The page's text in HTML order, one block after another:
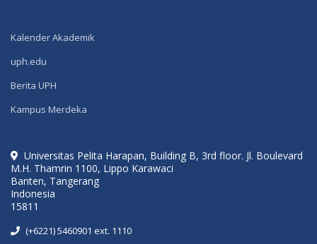
Kalender Akademik
uph.edu
Berita UPH
Kampus Merdeka
Universitas Pelita Harapan, Building B, 3rd floor. Jl. Boulevard
M.H. Thamrin 1100, Lippo Karawaci
Banten, Tangerang
Indonesia
15811
(+6221) 5460901 ext. 1110